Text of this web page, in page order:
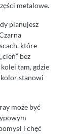
metalowe.
planujesz
które
bez
tam, gdzie
kolor stanowi
może być
i chęć